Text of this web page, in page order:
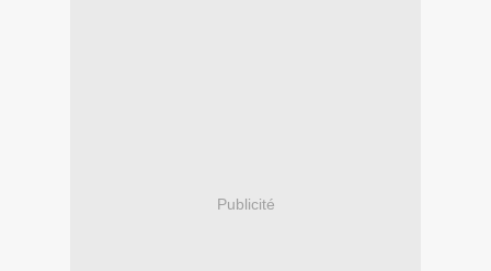
Publicité